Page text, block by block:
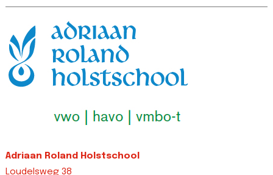
Adriaan Roland Holstschool
Loudelsweg 38